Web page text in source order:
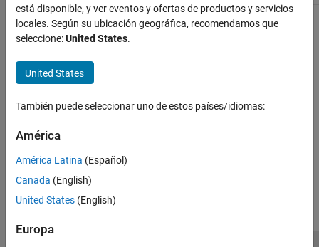
está disponible, y ver eventos y ofertas de productos y servicios
locales. Según su ubicación geográfica, recomendamos que
seleccione:United States.
United States
También puede seleccionar uno de estos países/idiomas:
América
América Latina (Español)
Canada (English)
United States (English)
Europa